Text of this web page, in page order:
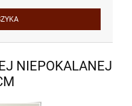
NIEPOKALANEJ